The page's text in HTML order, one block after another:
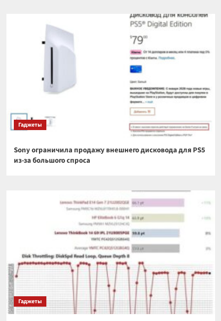
Гаджеты
Sony ограничила продажу внешнего дисковода для PS5
из-за большого спроса
Гаджеты